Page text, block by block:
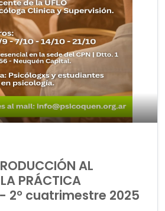
AL
PRÁCTICA
2° cuatrimestre 2025